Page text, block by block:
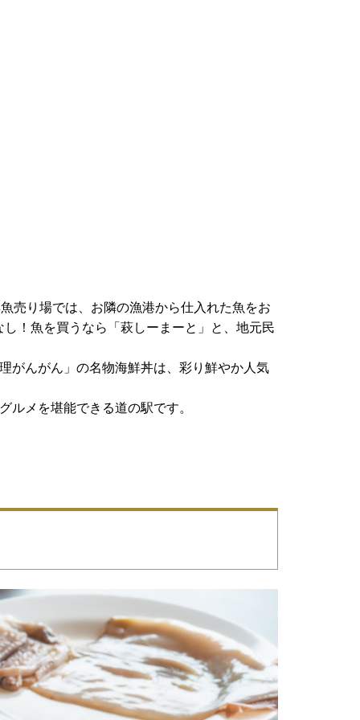
売り場では、お隣の漁港から仕入れた魚をお
！魚を買うなら「萩しーまーと」と、地元民
がんがん」の名物海鮮丼は、彩り鮮やか人気
ルメを堪能できる道の駅です。